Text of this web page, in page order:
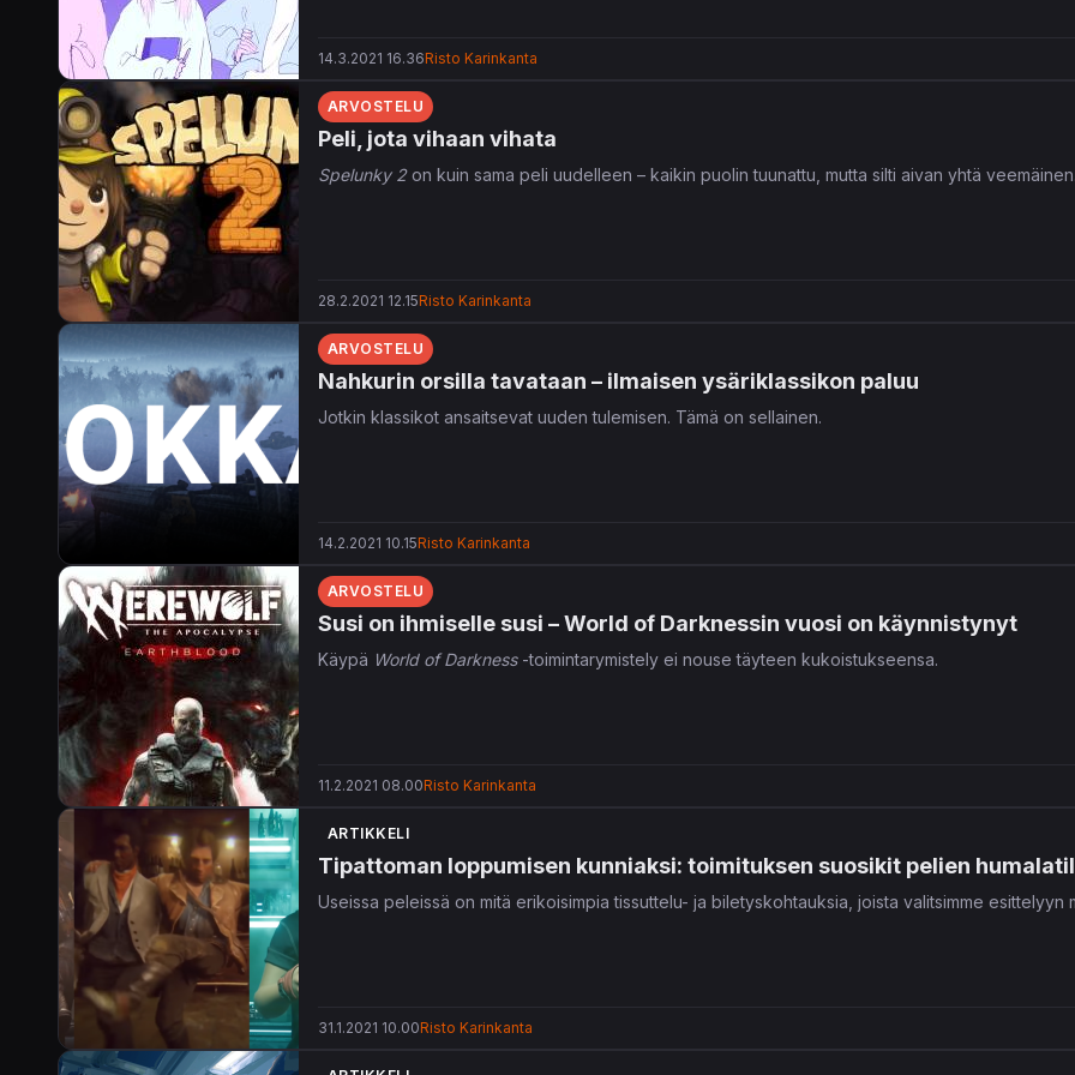
14.3.2021 16.36Risto Karinkanta
ARVOSTELU
Peli, jota vihaan vihata
Spelunky 2on kuin sama peli uudelleen – kaikin puolin tuunattu, mutta silti aivan yhtä
28.2.2021 12.15Risto Karinkanta
ARVOSTELU
Nahkurin orsilla tavataan – ilmaisen ysäriklassikon paluu
Jotkin klassikot ansaitsevat uuden tulemisen. Tämä on sellainen.
14.2.2021 10.15Risto Karinkanta
ARVOSTELU
Susi on ihmiselle susi – World of Darknessin vuosi on käynnistynyt
Käypä World of Darkness-toimintarymistely ei nouse täyteen kukoistukseensa.
11.2.2021 08.00Risto Karinkanta
ARTIKKELI
Tipattoman loppumisen kunniaksi: toimituksen suosikit pelien
Useissa peleissä on mitä erikoisimpia tissuttelu- ja biletyskohtauksia, joista valitsimme esittelyyn
31.1.2021 10.00Risto Karinkanta